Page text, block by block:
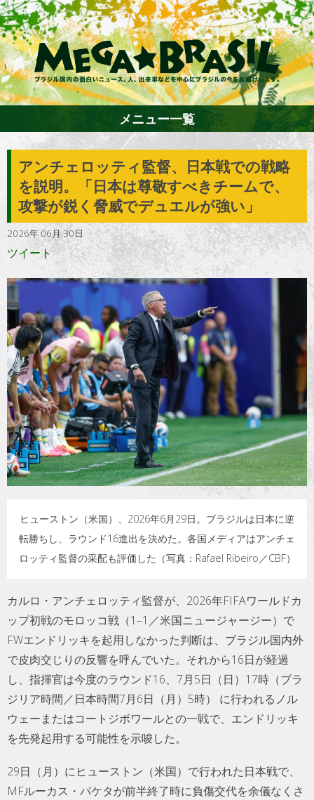
ホーム
ファション
エンターテイメント
グルメ
トラベル
サッカー
PEOPLE
ビジネス
コラム
メニュー一覧
アンチェロッティ監督、日本戦での戦略
を説明。「日本は尊敬すべきチームで、
攻撃が鋭く脅威でデュエルが強い」
2026年 06月 30日
ツイート
ヒューストン（米国）、2026年6月29日。ブラジルは日本に逆
転勝ちし、ラウンド16進出を決めた。各国メディアはアンチェ
ロッティ監督の采配も評価した（写真：Rafael Ribeiro／CBF）
カルロ・アンチェロッティ監督が、2026年FIFAワールドカ
ップ初戦のモロッコ戦（1–1／米国ニュージャージー）で
FWエンドリッキを起用しなかった判断は、ブラジル国内外
で皮肉交じりの反響を呼んでいた。それから16日が経過
し、指揮官は今度のラウンド16、7月5日（日）17時（ブラ
ジリア時間／日本時間7月6日（月）5時） に行われるノル
ウェーまたはコートジボワールとの一戦で、エンドリッキ
を先発起用する可能性を示唆した。
29日（月）にヒューストン（米国）で行われた日本戦で、
MFルーカス・パケタが前半終了時に負傷交代を余儀なくさ